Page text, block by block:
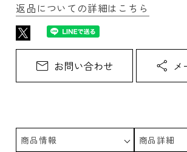
返品についての詳細はこちら
商品情報
商品詳細